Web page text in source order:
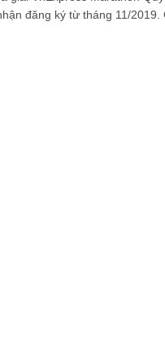
đăng ký từ tháng 11/2019.